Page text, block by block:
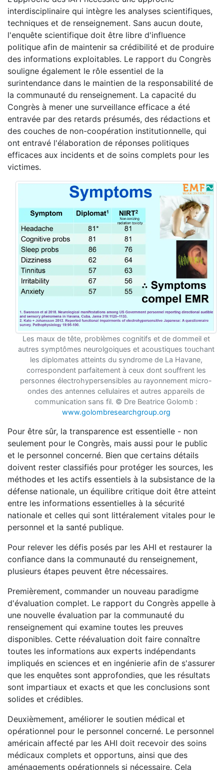
interdisciplinaire qui intègre les analyses scientifiques,
techniques et de renseignement. Sans aucun doute,
l'enquête scientifique doit être libre d'influence
politique afin de maintenir sa crédibilité et de produire
des informations exploitables. Le rapport du Congrès
souligne également le rôle essentiel de la
surintendance dans le maintien de la responsabilité de
la communauté du renseignement. La capacité du
Congrès à mener une surveillance efficace a été
entravée par des retards présumés, des rédactions et
des couches de non-coopération institutionnelle, qui
ont entravé l'élaboration de réponses politiques
efficaces aux incidents et de soins complets pour les
victimes.
Les maux de tête, problèmes cognitifs et de dommeil et
autres symptômes neurolgoiques et acoustiques touchant
les diplomates atteints du syndrome de La Havane,
correspondent parfaitement à ceux dont souffrent les
personnes électrohypersensibles au rayonnement micro-
ondes des antennes cellulaires et autres appareils de
communication sans fil. © Dre Beatrice Golomb :
www.golombresearchgroup.org
Pour être sûr, la transparence est essentielle - non
seulement pour le Congrès, mais aussi pour le public
et le personnel concerné. Bien que certains détails
doivent rester classifiés pour protéger les sources, les
méthodes et les actifs essentiels à la subsistance de la
défense nationale, un équilibre critique doit être atteint
entre les informations essentielles à la sécurité
nationale et celles qui sont littéralement vitales pour le
personnel et la santé publique.
Pour relever les défis posés par les AHI et restaurer la
confiance dans la communauté du renseignement,
plusieurs étapes peuvent être nécessaires.
Premièrement, commander un nouveau paradigme
d'évaluation complet. Le rapport du Congrès appelle à
une nouvelle évaluation par la communauté du
renseignement qui examine toutes les preuves
disponibles. Cette réévaluation doit faire connaître
toutes les informations aux experts indépendants
impliqués en sciences et en ingénierie afin de s'assurer
que les enquêtes sont approfondies, que les résultats
sont impartiaux et exacts et que les conclusions sont
solides et crédibles.
Deuxièmement, améliorer le soutien médical et
opérationnel pour le personnel concerné. Le personnel
américain affecté par les AHI doit recevoir des soins
médicaux complets et opportuns, ainsi que des
aménagements opérationnels si nécessaire. Cela